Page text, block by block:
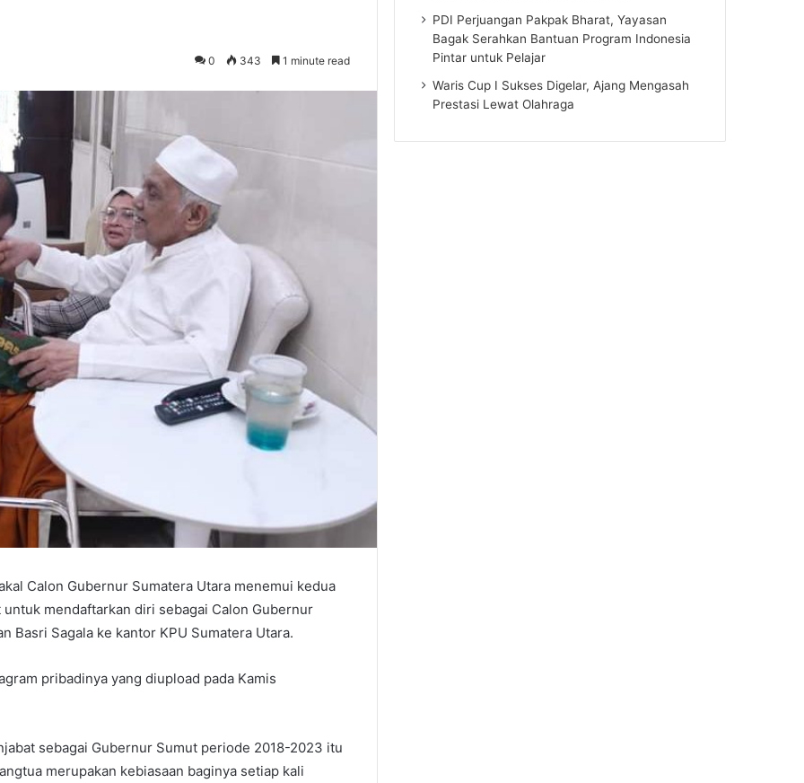
0 343 1 minute read
Calon Gubernur Sumatera Utara menemui kedua
mendaftarkan diri sebagai Calon Gubernur
Basri Sagala ke kantor KPU Sumatera Utara.
pribadinya yang diupload pada Kamis
sebagai Gubernur Sumut periode 2018-2023 itu
merupakan kebiasaan baginya setiap kali
PDI Perjuangan Pakpak Bharat, Yayasan
Bagak Serahkan Bantuan Program Indonesia
Pintar untuk Pelajar
Waris Cup I Sukses Digelar, Ajang Mengasah
Prestasi Lewat Olahraga